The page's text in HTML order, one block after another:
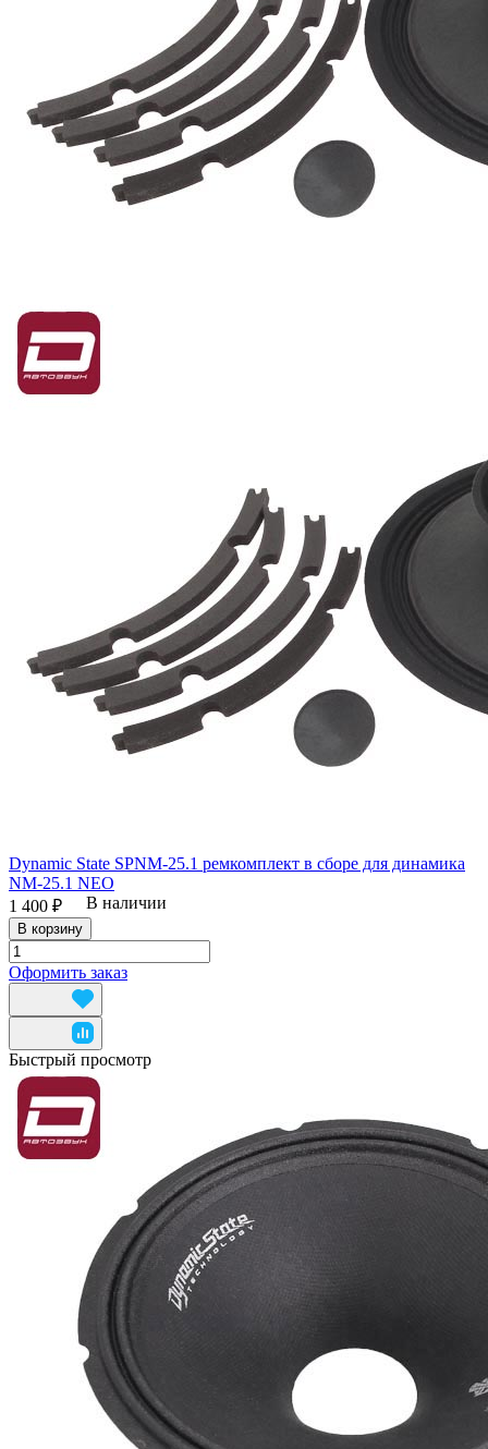
Dynamic State SPNM-25.1 ремкомплект в сборе для динамика
NM-25.1 NEO
1 400 ₽
В наличии
В корзину
Оформить заказ
Быстрый просмотр